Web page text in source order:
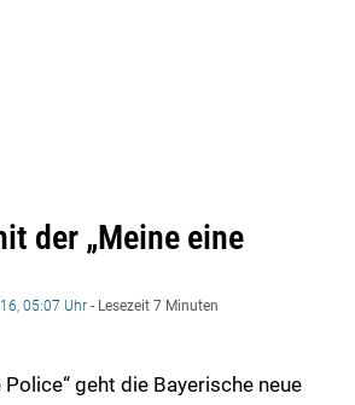
der „Meine eine
05:07 Uhr - Lesezeit 7 Minuten
geht die Bayerische neue